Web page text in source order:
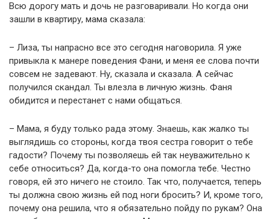
Всю дорогу мать и дочь не разговаривали. Но когда они
зашли в квартиру, мама сказала:
– Лиза, ты напрасно все это сегодня наговорила. Я уже
привыкла к манере поведения Фани, и меня ее слова почти
совсем не задевают. Ну, сказала и сказала. А сейчас
получился скандал. Ты влезла в личную жизнь. Фаня
обидится и перестанет с нами общаться.
– Мама, я буду только рада этому. Знаешь, как жалко ты
выглядишь со стороны, когда твоя сестра говорит о тебе
гадости? Почему ты позволяешь ей так неуважительно к
себе относиться? Да, когда-то она помогла тебе. Честно
говоря, ей это ничего не стоило. Так что, получается, теперь
ты должна свою жизнь ей под ноги бросить? И, кроме того,
почему она решила, что я обязательно пойду по рукам? Она